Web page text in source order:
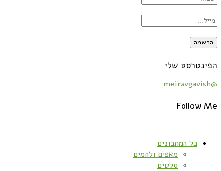
הפינטרסט שלי
@meiravgavish
Follow Me
כל המתכונים
מאפים ולחמים
סלטים